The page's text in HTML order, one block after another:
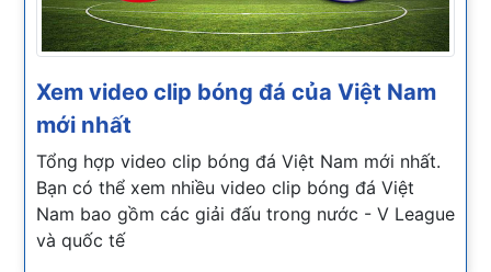
Xem video clip bóng đá của Việt Nam
mới nhất
Tổng hợp video clip bóng đá Việt Nam mới nhất.
Bạn có thể xem nhiều video clip bóng đá Việt
Nam bao gồm các giải đấu trong nước - V League
và quốc tế